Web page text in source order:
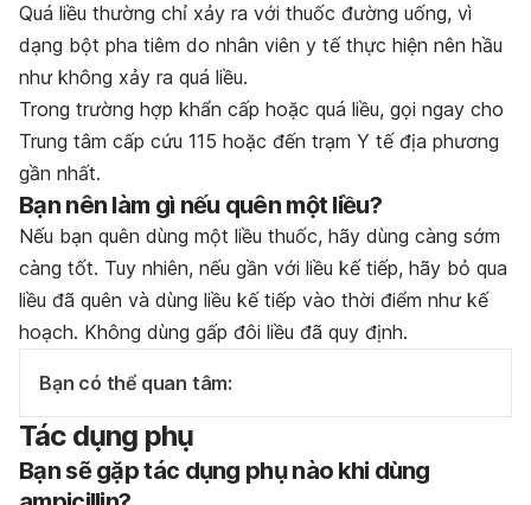
Quá liều thường chỉ xảy ra với thuốc đường uống, vì
dạng bột pha tiêm do nhân viên y tế thực hiện nên hầu
như không xảy ra quá liều.
Trong trường hợp khẩn cấp hoặc quá liều, gọi ngay cho
Trung tâm cấp cứu 115 hoặc đến trạm Y tế địa phương
gần nhất.
Bạn nên làm gì nếu quên một liều?
Nếu bạn quên dùng một liều thuốc, hãy dùng càng sớm
càng tốt. Tuy nhiên, nếu gần với liều kế tiếp, hãy bỏ qua
liều đã quên và dùng liều kế tiếp vào thời điểm như kế
hoạch. Không dùng gấp đôi liều đã quy định.
Bạn có thể quan tâm:
Tác dụng phụ
Bạn sẽ gặp tác dụng phụ nào khi dùng